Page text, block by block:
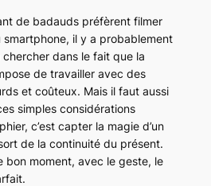
de badauds préfèrent filmer
smartphone, il y a probablement
dans le fait que la
de travailler avec des
et coûteux. Mais il faut aussi
simples considérations
c’est capter la magie d’un
de la continuité du présent.
bon moment, avec le geste, le